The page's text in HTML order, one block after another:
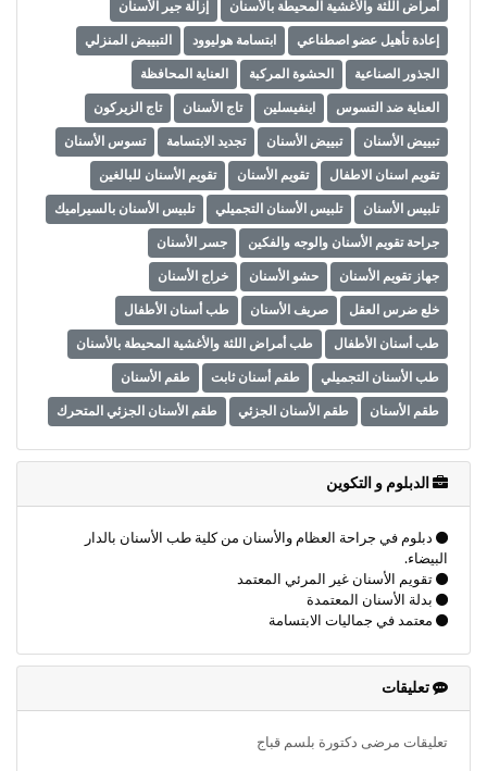
أمراض اللثة والأغشية المحيطة بالأسنان إزالة جير الأسنان
إعادة تأهيل عضو اصطناعي ابتسامة هوليوود التبييض المنزلي
الجذور الصناعية الحشوة المركبة العناية المحافظة
العناية ضد التسوس اينفيسلين تاج الأسنان تاج الزيركون
تبييض الأسنان تبييض الأسنان تجديد الابتسامة تسوس الأسنان
تقويم اسنان الاطفال تقويم الأسنان تقويم الأسنان للبالغين
تلبيس الأسنان تلبيس الأسنان التجميلي تلبيس الأسنان بالسيراميك
جراحة تقويم الأسنان والوجه والفكين جسر الأسنان
جهاز تقويم الأسنان حشو الأسنان خراج الأسنان
خلع ضرس العقل صريف الأسنان طب أسنان الأطفال
طب أسنان الأطفال طب أمراض اللثة والأغشية المحيطة بالأسنان
طب الأسنان التجميلي طقم أسنان ثابت طقم الأسنان
طقم الأسنان طقم الأسنان الجزئي طقم الأسنان الجزئي المتحرك
نزيف اللثة
الدبلوم و التكوين
دبلوم في جراحة العظام والأسنان من كلية طب الأسنان بالدار
البيضاء.
تقويم الأسنان غير المرئي المعتمد
بدلة الأسنان المعتمدة
معتمد في جماليات الابتسامة
تعليقات
تعليقات مرضى دكتورة بلسم قباج